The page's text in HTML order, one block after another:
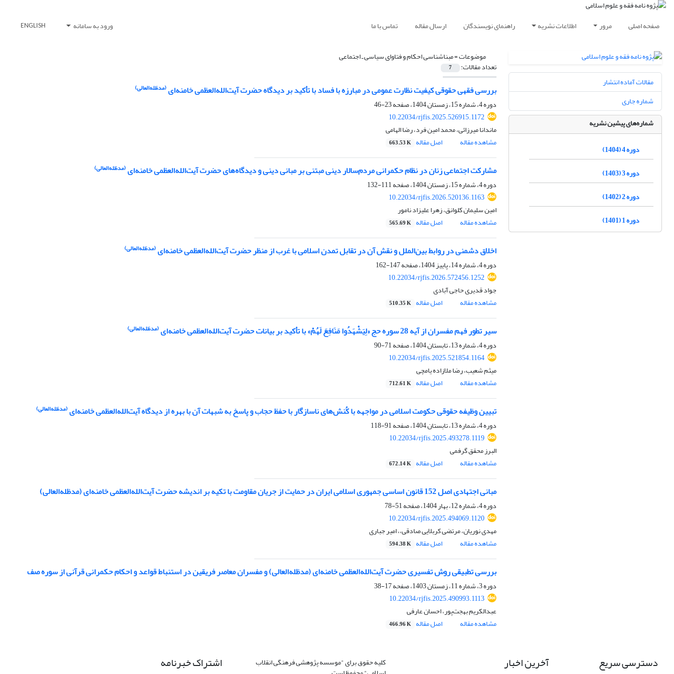
صفحه اصلی مرور اطلاعات نشریه راهنمای نویسندگان ارسال مقاله تماس با ما ورود به سامانه ENGLISH
موضوعات =مبناشناسی احکام و فتاوای سیاسی ـ اجتماعی
تعداد مقالات: 7
بررسی فقهی حقوقی کیفیت نظارت عمومی در مبارزه با فساد با تأکید بر دیدگاه حضرت آیت‌الله‌العظمی خامنه‌ای(مدظله‌العالی)
دوره 4، شماره 15، زمستان 1404، صفحه
23-46
10.22034/rjfis.2025.526915.1172
ماندانا میرزائی، محمد امین فرد، رضا الهامی
مشاهده مقاله
اصل مقاله 663.53 K
مشارکت اجتماعی زنان در نظام حکمرانی مردم‌سالار دینی مبتنی بر مبانی دینی و دیدگاه‌های حضرت آیت‌الله‌العظمی خامنه‌ای(مدظله‌العالی)
دوره 4، شماره 15، زمستان 1404، صفحه
111-132
10.22034/rjfis.2026.520136.1163
امین سلیمان کلوانق، زهرا علیزاد نامور
مشاهده مقاله
اصل مقاله 565.69 K
اخلاق دشمنی در روابط بین‌الملل و نقش آن در تقابل تمدن اسلامی با غرب از منظر حضرت آیت‌الله‌العظمی خامنه‌ای(مدظله‌العالی)
دوره 4، شماره 14، پاییز 1404، صفحه
147-162
10.22034/rjfis.2026.572456.1252
جواد قدیری حاجی آبادی
مشاهده مقاله
اصل مقاله 510.35 K
سیر تطور فهم مفسران از آیه 28 سوره حج «لِیَشْهَدُوا مَنَافِعَ لَهُمْ» با تأکید بر بیانات حضرت آیت‌الله‌العظمی خامنه‌ای (مدظله‌العالی)
دوره 4، شماره 13، تابستان 1404، صفحه
71-90
10.22034/rjfis.2025.521854.1164
میثم شعیب، رضا ملازاده یامچی
مشاهده مقاله
اصل مقاله 712.61 K
تبیین وظیفه حقوقی حکومت اسلامی در مواجهه با کُنش‌های ناسازگار با حفظ حجاب و پاسخ به شبهات آن با بهره از دیدگاه آیت‌الله‌العظمی خامنه‌ای(مدظله‌العالی)
دوره 4، شماره 13، تابستان 1404، صفحه
91-118
10.22034/rjfis.2025.493278.1119
البرز محقق گرفمی
مشاهده مقاله
اصل مقاله 672.14 K
مبانی اجتهادی اصل 152 قانون اساسی جمهوری اسلامی ایران در حمایت از جریان مقاومت با تکیه بر اندیشه حضرت آیت‌الله‌العظمی خامنه‌ای (مدظله‌العالی)
دوره 4، شماره 12، بهار 1404، صفحه
51-78
10.22034/rjfis.2025.494069.1120
مهدی نوریان، مرتضی کربلایی صادقی،، امیر جباری
مشاهده مقاله
اصل مقاله 594.38 K
بررسی تطبیقی روش تفسیری حضرت آیت‌الله‌العظمی خامنه‌ای (مدظله‌العالی) و مفسران معاصر فریقین در استنباط قواعد و احکام حکمرانی قرآنی از سوره صف
دوره 3، شماره 11، زمستان 1403، صفحه
17-38
10.22034/rjfis.2025.490993.1113
عبدالکریم بهجت‌پور، احسان عارفی
مشاهده مقاله
اصل مقاله 466.96 K
مقالات آماده انتشار
شماره جاری
شماره‌های پیشین نشریه
دوره 4 (1404)
دوره 3 (1403)
دوره 2 (1402)
دوره 1 (1401)
دسترسی سریع آخرین اخبار کلیه حقوق برای "موسسه پژوهشی فرهنگی انقلاب اشتراک خبرنامه